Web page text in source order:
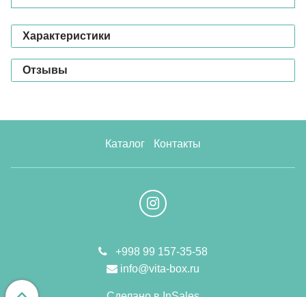
Характеристики
Отзывы
Каталог Контакты
+998 99 157-35-58
info@vita-box.ru